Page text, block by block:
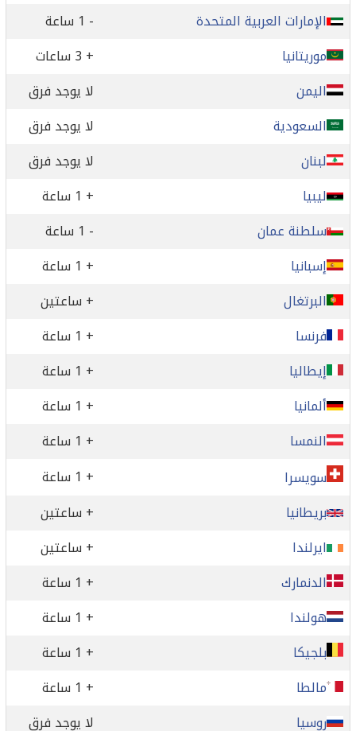
الإمارات العربية المتحدة
- 1 ساعة
موريتانيا
+ 3 ساعات
اليمن
لا يوجد فرق
السعودية
لا يوجد فرق
لبنان
لا يوجد فرق
ليبيا
+ 1 ساعة
سلطنة عمان
- 1 ساعة
إسبانيا
+ 1 ساعة
البرتغال
+ ساعتين
فرنسا
+ 1 ساعة
إيطاليا
+ 1 ساعة
ألمانيا
+ 1 ساعة
النمسا
+ 1 ساعة
سويسرا
+ 1 ساعة
بريطانيا
+ ساعتين
ايرلندا
+ ساعتين
الدنمارك
+ 1 ساعة
هولندا
+ 1 ساعة
بلجيكا
+ 1 ساعة
مالطا
+ 1 ساعة
روسيا
لا يوجد فرق